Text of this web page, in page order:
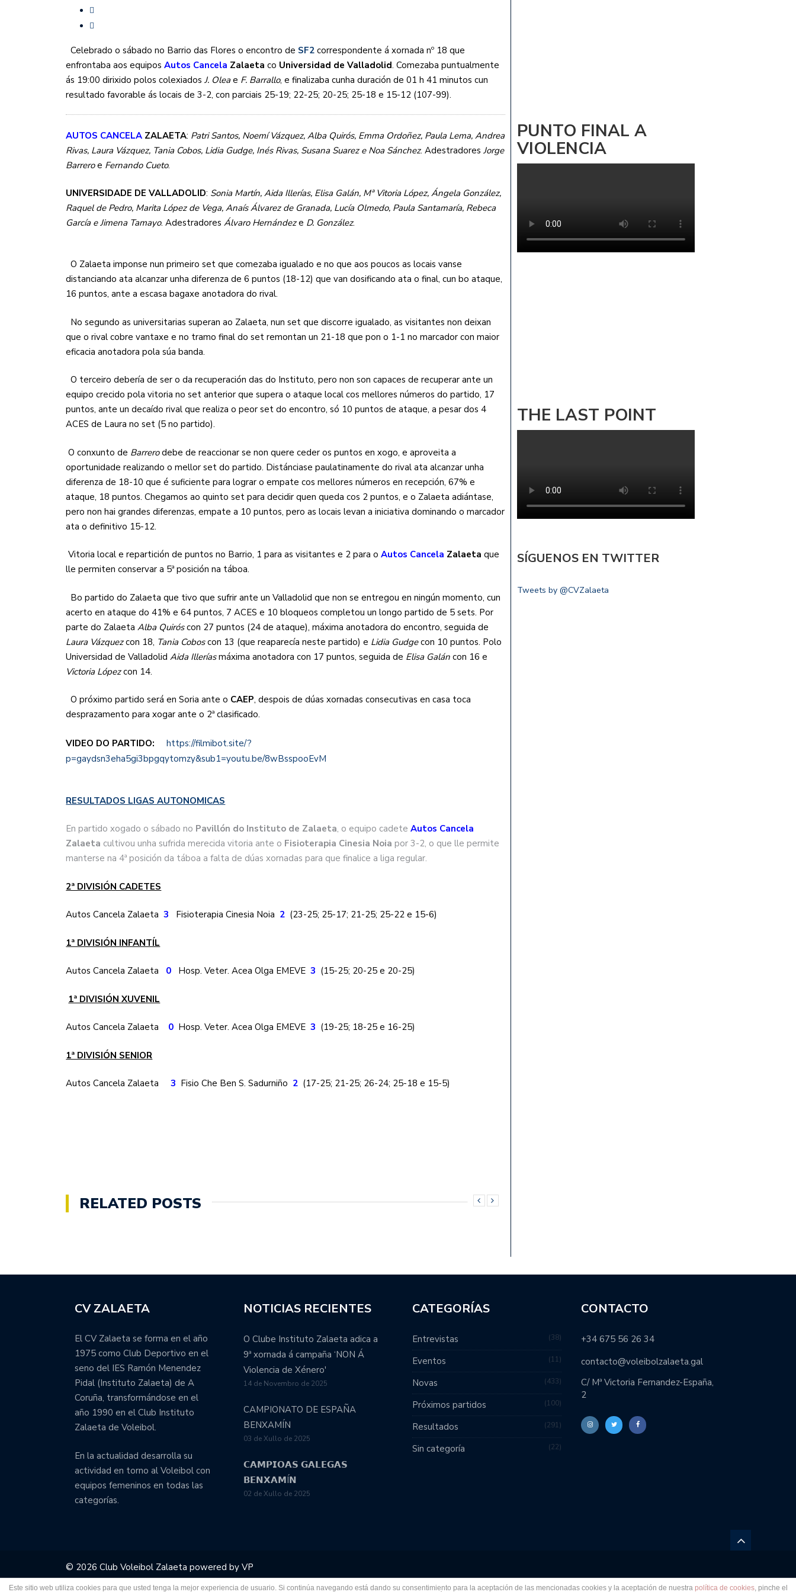
Celebrado o sábado no Barrio das Flores o encontro de SF2 correspondente á xornada nº 18 que
enfrontaba aos equiposAutos Cancela Zalaeta co Universidad de Valladolid. Comezaba puntualmente
ás 19:00 dirixido polos colexiadosJ. Oleae F. Barrallo, e finalizaba cunha duración de 01 h 41 minutos cun
resultado favorable ás locais de 3-2, con parciais 25-19; 22-25; 20-25; 25-18 e 15-12 (107-99).
AUTOS CANCELA ZALAETA: Patri Santos, Noemí Vázquez, Alba Quirós, Emma Ordoñez, Paula Lema, Andrea
Rivas, Laura Vázquez, Tania Cobos, Lidia Gudge, Inés Rivas, Susana Suarez e Noa Sánchez. AdestradoresJorge
Barreroe Fernando Cueto.
UNIVERSIDADE DE VALLADOLID: Sonia Martín, Aida Illerías, Elisa Galán, Mª Vitoria López, Ángela González,
Raquel de Pedro, Marita López de Vega, Anaís Álvarez de Granada, Lucía Olmedo, Paula Santamaría, Rebeca
García e Jimena Tamayo. AdestradoresÁlvaro Hernándeze D. González.
O Zalaeta imponse nun primeiro set que comezaba igualado e no que aos poucos as locais vanse
distanciando ata alcanzar unha diferenza de 6 puntos (18-12) que van dosificando ata o final, cun bo ataque,
16 puntos, ante a escasa bagaxe anotadora do rival.
No segundo as universitarias superan ao Zalaeta, nun set que discorre igualado, as visitantes non deixan
que o rival cobre vantaxe e no tramo final do set remontan un 21-18 que pon o 1-1 no marcador con maior
eficacia anotadora pola súa banda.
O terceiro debería de ser o da recuperación das do Instituto, pero non son capaces de recuperar ante un
equipo crecido pola vitoria no set anterior que supera o ataque local cos mellores números do partido, 17
puntos, ante un decaído rival que realiza o peor set do encontro, só 10 puntos de ataque, a pesar dos 4
ACES de Laura no set (5 no partido).
O conxunto de Barrerodebe de reaccionar se non quere ceder os puntos en xogo, e aproveita a
oportunidade realizando o mellor set do partido. Distánciase paulatinamente do rival ata alcanzar unha
diferenza de 18-10 que é suficiente para lograr o empate cos mellores números en recepción, 67% e
ataque, 18 puntos. Chegamos ao quinto set para decidir quen queda cos 2 puntos, e o Zalaeta adiántase,
pero non hai grandes diferenzas, empate a 10 puntos, pero as locais levan a iniciativa dominando o marcador
ata o definitivo 15-12.
Vitoria local e repartición de puntos no Barrio, 1 para as visitantes e 2 para oAutos Cancela Zalaeta que
lle permiten conservar a 5ª posición na táboa.
Bo partido do Zalaeta que tivo que sufrir ante un Valladolid que non se entregou en ningún momento, cun
acerto en ataque do 41% e 64 puntos, 7 ACES e 10 bloqueos completou un longo partido de 5 sets. Por
parte do ZalaetaAlba Quiróscon 27 puntos (24 de ataque), máxima anotadora do encontro, seguida de
Laura Vázquezcon 18, Tania Coboscon 13 (que reaparecía neste partido) e Lidia Gudgecon 10 puntos. Polo
Universidad de ValladolidAida Illeríasmáxima anotadora con 17 puntos, seguida de Elisa Galán con 16 e
Victoria Lópezcon 14.
O próximo partido será en Soria ante o CAEP, despois de dúas xornadas consecutivas en casa toca
desprazamento para xogar ante o 2ª clasificado.
VIDEO DO PARTIDO:
https://filmibot.site/?
p=gaydsn3eha5gi3bpgqytomzy&sub1=youtu.be/8wBsspooEvM
RESULTADOS LIGAS AUTONOMICAS
En partido xogado o sábado no Pavillón do Instituto de Zalaeta, o equipo cadete Autos Cancela
Zalaeta cultivou unha sufrida merecida vitoria ante o Fisioterapia Cinesia Noia por 3-2, o que lle permite
manterse na 4ª posición da táboa a falta de dúas xornadas para que finalice a liga regular.
2ª DIVISIÓN CADETES
Autos Cancela Zalaeta3 Fisioterapia Cinesia Noia 2 (23-25; 25-17; 21-25; 25-22 e 15-6)
1ª DIVISIÓN INFANTÍL
Autos Cancela Zalaeta 0 Hosp. Veter. Acea Olga EMEVE3 (15-25; 20-25 e 20-25)
1ª DIVISIÓN XUVENIL
Autos Cancela Zalaeta 0 Hosp. Veter. Acea Olga EMEVE3 (19-25; 18-25 e 16-25)
1ª DIVISIÓN SENIOR
Autos Cancela Zalaeta3 Fisio Che Ben S. Sadurniño 2 (17-25; 21-25; 26-24; 25-18 e 15-5)
RELATED POSTS
PUNTO FINAL A
VIOLENCIA
THE LAST POINT
SÍGUENOS EN TWITTER
Tweets by @CVZalaeta
CV ZALAETA
El CV Zalaeta se forma en el año
1975 como Club Deportivo en el
seno del IES Ramón Menendez
Pidal (Instituto Zalaeta) de A
Coruña, transformándose en el
año 1990 en el Club Instituto
Zalaeta de Voleibol.
En la actualidad desarrolla su
actividad en torno al Voleibol con
equipos femeninos en todas las
categorías.
NOTICIAS RECIENTES
O Clube Instituto Zalaeta adica a
9ª xornada á campaña ‘NON Á
Violencia de Xénero'
14 de Novembro de 2025
CAMPIONATO DE ESPAÑA
BENXAMÍN
03 de Xullo de 2025
𝗖𝗔𝗠𝗣𝗜𝗢𝗔𝗦 𝗚𝗔𝗟𝗘𝗚𝗔𝗦
𝗕𝗘𝗡𝗫𝗔𝗠Í𝗡
02 de Xullo de 2025
CATEGORÍAS
Entrevistas 38
Eventos 11
Novas 433
Próximos partidos 100
Resultados 291
Sin categoría 22
CONTACTO
+34 675 56 26 34
contacto@voleibolzalaeta.gal
C/ Mª Victoria Fernandez-España,
2
© 2026 Club Voleibol Zalaeta powered byVP
Checkout Imágenes Más información sobre las cookies My account Plantilla Zalaeta Política de cookies Política de
Este sitio web utiliza cookies para que usted tenga la mejor experiencia de usuario. Si continúa navegando está dando su consentimiento para la aceptación de las mencionadas cookies y la aceptación de nuestra política de cookies, pinche el